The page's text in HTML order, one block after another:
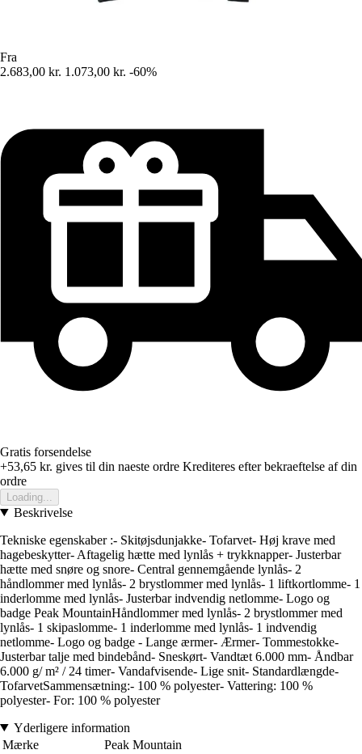
Fra
2.683,00 kr. 1.073,00 kr. -60%
Gratis forsendelse
+53,65 kr. gives til din naeste ordre Krediteres efter bekraeftelse af din
ordre
Loading...
Beskrivelse
Tekniske egenskaber :- Skitøjsdunjakke- Tofarvet- Høj krave med
hagebeskytter- Aftagelig hætte med lynlås + trykknapper- Justerbar
hætte med snøre og snore- Central gennemgående lynlås- 2
håndlommer med lynlås- 2 brystlommer med lynlås- 1 liftkortlomme- 1
inderlomme med lynlås- Justerbar indvendig netlomme- Logo og
badge Peak MountainHåndlommer med lynlås- 2 brystlommer med
lynlås- 1 skipaslomme- 1 inderlomme med lynlås- 1 indvendig
netlomme- Logo og badge - Lange ærmer- Ærmer- Tommestokke-
Justerbar talje med bindebånd- Sneskørt- Vandtæt 6.000 mm- Åndbar
6.000 g/ m² / 24 timer- Vandafvisende- Lige snit- Standardlængde-
TofarvetSammensætning:- 100 % polyester- Vattering: 100 %
polyester- For: 100 % polyester
Yderligere information
Mærke
Peak Mountain